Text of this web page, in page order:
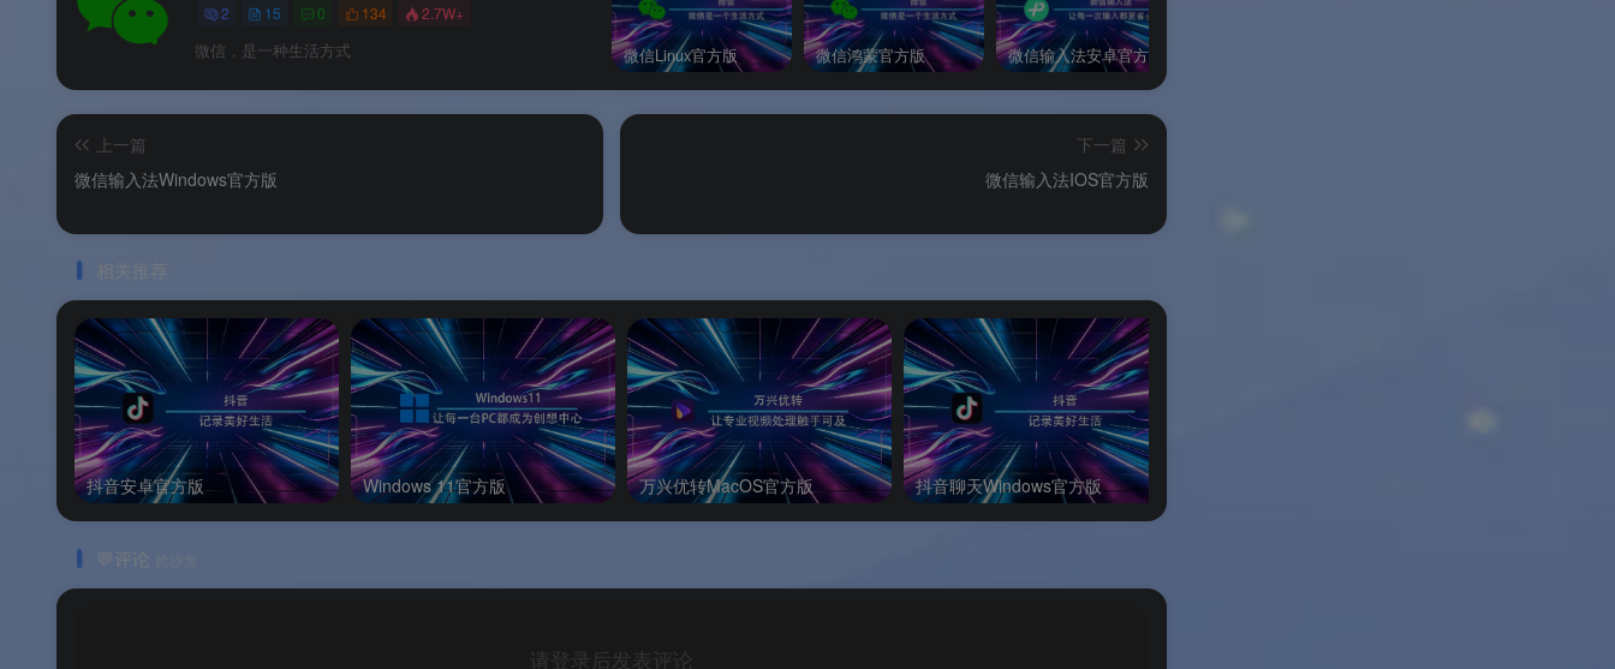
注 ：微信输入法 macOS 版支持macOS 10.15（Catalina）及以上版本。
注 ：首次安装默认启用“隐私保护模式”，输入内容仅本地储存。
操作步骤
常见问题
Q1：微信输入法 macOS 版是免费软件吗？
A：是的。微信输入法所有核心功能永久免费，无任何功能限制。
2 15 0 134 2.7W+
微信，是一种生活方式 微信Linux官方版 微信鸿蒙官方版 微信输入法安卓官方版
上一篇
微信输入法Windows官方版
下一篇
微信输入法IOS官方版
相关推荐
抖音安卓官方版 Windows 11官方版 万兴优转MacOS官方版 抖音聊天Windows官方版
💬评论
请登录后发表评论